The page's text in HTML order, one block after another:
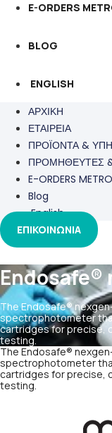
E-ORDERS
BLOG
ENGLISH
ΑΡΧΙΚΗ
ΕΤΑΙΡΕΙΑ
ΠΡΟΪΟΝΤΑ &
ΠΡΟΜΗΘΕΥΤΕΣ
E-ORDERS
Blog
English
ΕΠΙΚΟΙΝΩΝΙΑ
Endosafe®
The Endosafe®
spectrophotometer
cartridges for precise,
testing.
The Endosafe®
spectrophotometer
cartridges for precise,
testing.